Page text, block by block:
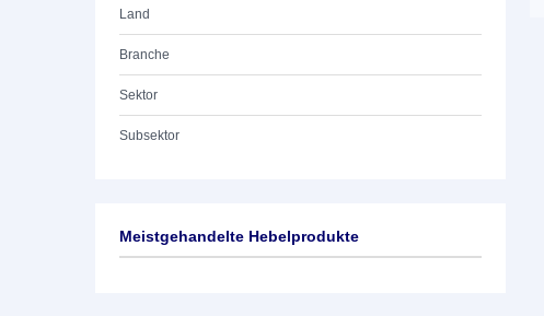
Land
Branche
Sektor
Subsektor
Meistgehandelte Hebelprodukte